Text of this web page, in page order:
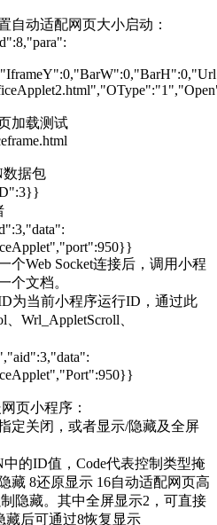
自动适配网页大小启动：
加载测试
数据包
个Web Socket连接后，调用小程
个文档。
为当前小程序运行ID，通过此
Wrl_AppletScroll、
页小程序：
定关闭，或者显示/隐藏及全屏
的ID值，Code代表控制类型掩
藏 8还原显示 16自动适配网页高
隐藏。其中全屏显示2，可直接
藏后可通过8恢复显示